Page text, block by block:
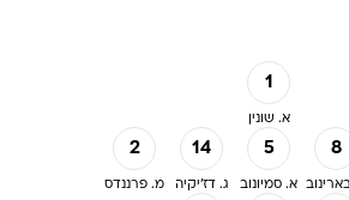
1
א. שונין
2
מ. פרננדס
14
ג. דז'יקיה
5
א. סמיונוב
8